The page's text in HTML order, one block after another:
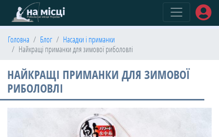
Головна Блог
Насадки і приманки
Найкращі приманки для зимової риболовлі
НАЙКРАЩІ ПРИМАНКИ ДЛЯ ЗИМОВОЇ
РИБОЛОВЛІ